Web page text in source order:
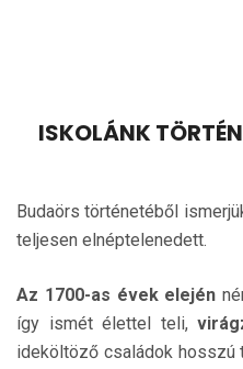
ISKOLÁNK
Budaörs történetéből
teljesen elnéptelenedett.
Az 1700-as évek elején
így ismét élettel teli,
ideköltöző családok hosszú